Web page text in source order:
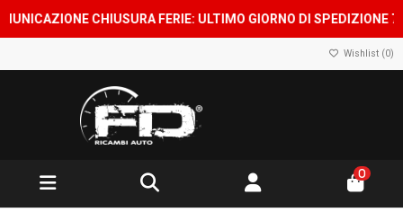
CHIUSURA FERIE: ULTIMO GIORNO DI SPEDIZIONE 7
Wishlist (0)
0